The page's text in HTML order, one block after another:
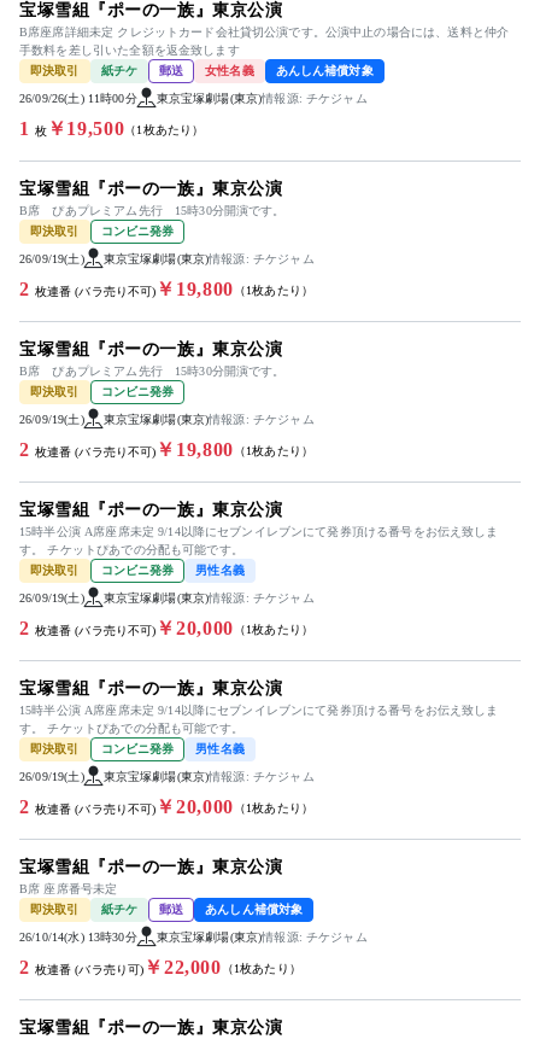
宝塚雪組『ポーの一族』東京公演
B席座席詳細未定 クレジットカード会社貸切公演です。公演中止の場合には、送料と仲介
手数料を差し引いた全額を返金致します
即決取引
紙チケ 郵送 女性名義 あんしん補償対象
26/09/26(土) 11時00分 東京宝塚劇場(東京)情報源: チケジャム
1 枚￥19,500 （1枚あたり）
宝塚雪組『ポーの一族』東京公演
B席 ぴあプレミアム先行 15時30分開演です。
即決取引
コンビニ発券
26/09/19(土) 東京宝塚劇場(東京)情報源: チケジャム
2 枚連番 (バラ売り不可) ￥19,800 （1枚あたり）
宝塚雪組『ポーの一族』東京公演
B席 ぴあプレミアム先行 15時30分開演です。
即決取引
コンビニ発券
26/09/19(土) 東京宝塚劇場(東京)情報源: チケジャム
2 枚連番 (バラ売り不可) ￥19,800 （1枚あたり）
宝塚雪組『ポーの一族』東京公演
15時半公演 A席座席未定 9/14以降にセブンイレブンにて発券頂ける番号をお伝え致しま
す。 チケットぴあでの分配も可能です。
即決取引
コンビニ発券 男性名義
26/09/19(土) 東京宝塚劇場(東京)情報源: チケジャム
2 枚連番 (バラ売り不可) ￥20,000 （1枚あたり）
宝塚雪組『ポーの一族』東京公演
15時半公演 A席座席未定 9/14以降にセブンイレブンにて発券頂ける番号をお伝え致しま
す。 チケットぴあでの分配も可能です。
即決取引
コンビニ発券 男性名義
26/09/19(土) 東京宝塚劇場(東京)情報源: チケジャム
2 枚連番 (バラ売り不可) ￥20,000 （1枚あたり）
宝塚雪組『ポーの一族』東京公演
B席 座席番号未定
即決取引
紙チケ 郵送 あんしん補償対象
26/10/14(水) 13時30分 東京宝塚劇場(東京)情報源: チケジャム
2 枚連番 (バラ売り可) ￥22,000 （1枚あたり）
宝塚雪組『ポーの一族』東京公演